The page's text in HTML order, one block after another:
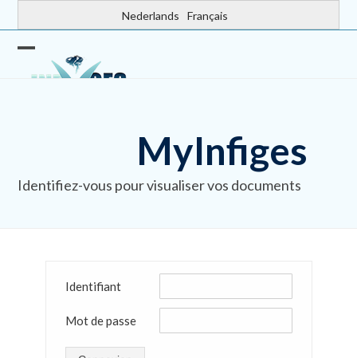
to
content
Nederlands Français
Open
Close
MyInfiges
Identifiez-vous pour visualiser vos documents
Identifiant
Mot de passe